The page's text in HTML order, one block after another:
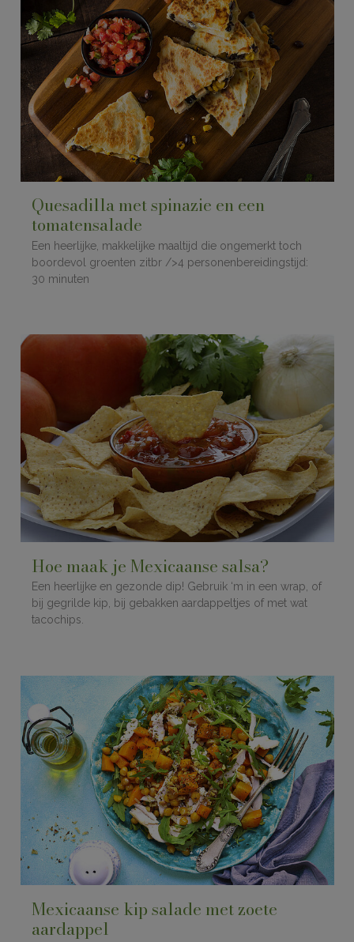
Quesadilla met spinazie en een
tomatensalade
Een heerlijke, makkelijke maaltijd die ongemerkt toch
boordevol groenten zitbr />4 personenbereidingstijd:
30 minuten
Hoe maak je Mexicaanse salsa?
Een heerlijke en gezonde dip! Gebruik ‘m in een wrap, of
bij gegrilde kip, bij gebakken aardappeltjes of met wat
tacochips.
Mexicaanse kip salade met zoete
aardappel